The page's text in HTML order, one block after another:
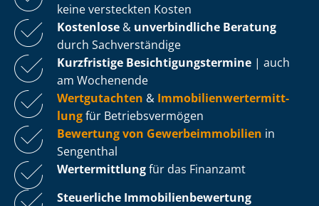
keine versteckten Kosten
Kostenlose & unverbindliche Beratung
durch Sachverständige
Kurzfristige Be­sich­ti­gungs­ter­mi­ne | auch
am Wochenende
Wertgutachten & Im­mo­bi­li­en­wert­ermitt­
lungfür Be­triebs­ver­mö­gen
Bewertung von Ge­wer­be­im­mo­bi­li­en in
Sengenthal
Wertermittlungfür das Finanzamt
Steuerliche Im­mo­bi­li­en­be­wer­tung